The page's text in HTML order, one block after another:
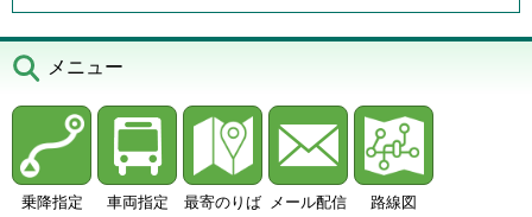
メニュー
乗降指定 車両指定 最寄のりば メール配信 路線図